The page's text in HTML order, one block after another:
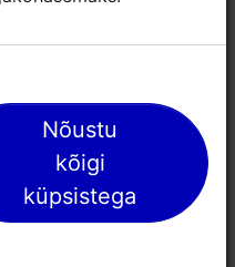
Nõustu
kõigi
küpsistega
Nõustu
kõigi
küpsistega